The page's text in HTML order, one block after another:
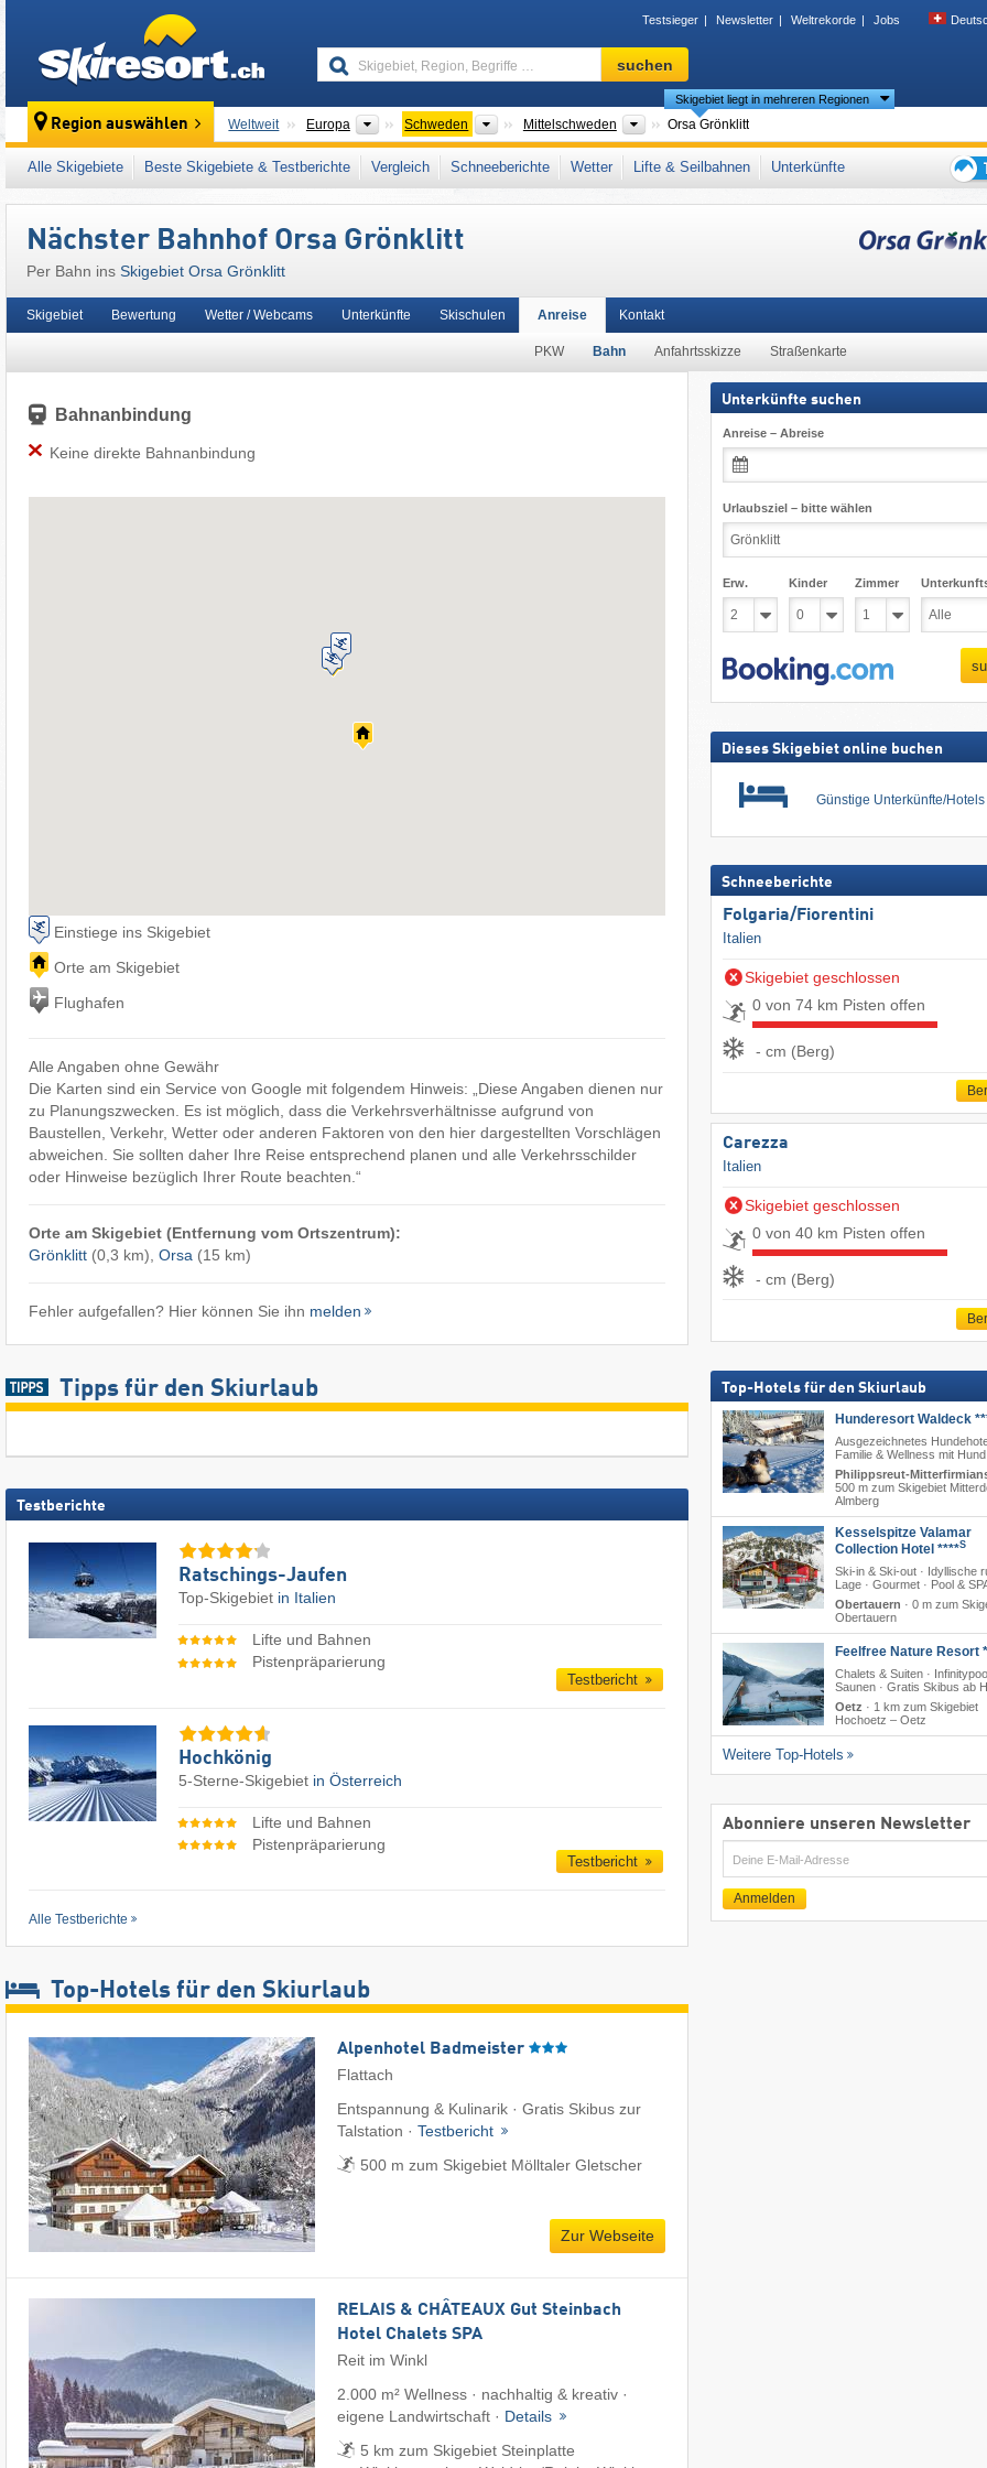
Testsieger Newsletter Weltrekorde Jobs
Skigebiet,
Region,
…
suchen
Region auswählen Weltweit Europa Kontinente
Schweden LänderMittelschweden Tourismusregionen
Skigebiet liegt in mehreren Regionen
Orsa Grönklitt
Dieses Skigebiet liegt auch in: Dalarna Nordschweden Skandinavisches Gebirge Skandinavien, Nordeuropa
Alle Skigebiete Beste Skigebiete & Testberichte Vergleich Schneeberichte Wetter Lifte & Seilbahnen
Unterkünfte
den
Nächster Bahnhof Orsa Grönklitt
Per Bahn ins Skigebiet Orsa Grönklitt
Skigebiet Bewertung Wetter / Webcams Unterkünfte Skischulen Anreise
PKW Bahn Anfahrtsskizze Straßenkarte
Kontakt
Bahnanbindung
Keine direkte Bahnanbindung
Einstiege ins Skigebiet
Orte am Skigebiet
Flughafen
Alle Angaben ohne Gewähr
Die Karten sind ein Service von Google mit folgendem Hinweis: „Diese Angaben dienen nur
zu Planungszwecken. Es ist möglich, dass die Verkehrsverhältnisse aufgrund von
Baustellen, Verkehr, Wetter oder anderen Faktoren von den hier dargestellten Vorschlägen
abweichen. Sie sollten daher Ihre Reise entsprechend planen und alle Verkehrsschilder
oder Hinweise bezüglich Ihrer Route beachten.“
Orte am Skigebiet (Entfernung vom Ortszentrum):
Grönklitt(0,3 km), Orsa (15 km)
Fehler aufgefallen? Hier können Sie ihn melden
Tipps für den Skiurlaub
Testberichte
Ratschings-Jaufen
Top-Skigebiet in Italien
Lifte und Bahnen
Pistenpräparierung
Testbericht
Hochkönig
5-Sterne-Skigebiet in Österreich
Lifte und Bahnen
Pistenpräparierung
Testbericht
Alle Testberichte
Top-Hotels für den Skiurlaub
Alpenhotel Badmeister
Flattach
Entspannung & Kulinarik · Gratis Skibus zur
Talstation · Testbericht
500 m zum Skigebiet Mölltaler Gletscher
Zur Webseite
RELAIS & CHÂTEAUX Gut Steinbach
Hotel Chalets SPA
Reit im Winkl
2.000 m² Wellness · nachhaltig & kreativ ·
eigene Landwirtschaft · Details
5 km zum Skigebiet Steinplatte
Unterkünfte suchen
Anreise – Abreise
Urlaubsziel – bitte wählen
Erw. Kinder Zimmer
Dieses Skigebiet online buchen
Günstige Unterkünfte/Hotels
Schneeberichte
Folgaria/​Fiorentini
Italien
Skigebiet geschlossen
0 von 74 km Pisten offen
- cm (Berg)
Carezza
Italien
Skigebiet geschlossen
0 von 40 km Pisten offen
- cm (Berg)
Top-Hotels für den Skiurlaub
Hunderesort Waldeck
Ausgezeichnetes
Familie & Wellness mit Hund
Philippsreut-
500 m zum Skigebiet
Almberg
Kesselspitze Valamar
Collection Hotel ****S
Ski-in & Ski-out · Idyllische
Lage · Gourmet · Pool &
Obertauern · 0 m zum
Obertauern
Feelfree Nature Resort
Chalets & Suiten ·
Saunen · Gratis Skibus ab
Oetz · 1 km zum Skigebiet
Hochoetz – Oetz
Weitere Top-Hotels
Abonniere unseren Newsletter
E-
Mail
Anmelden